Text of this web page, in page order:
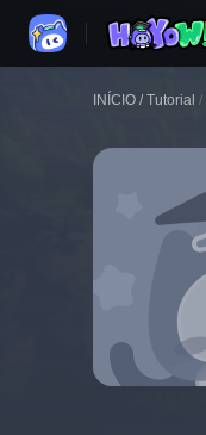
INÍCIO / Tutorial /